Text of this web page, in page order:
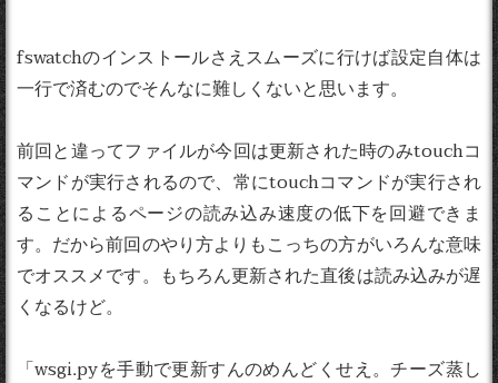
fswatchのインストールさえスムーズに行けば設定自体は
一行で済むのでそんなに難しくないと思います。
前回と違ってファイルが今回は更新された時のみtouchコ
マンドが実行されるので、常にtouchコマンドが実行され
ることによるページの読み込み速度の低下を回避できま
す。だから前回のやり方よりもこっちの方がいろんな意味
でオススメです。もちろん更新された直後は読み込みが遅
くなるけど。
「wsgi.pyを手動で更新すんのめんどくせえ。チーズ蒸し